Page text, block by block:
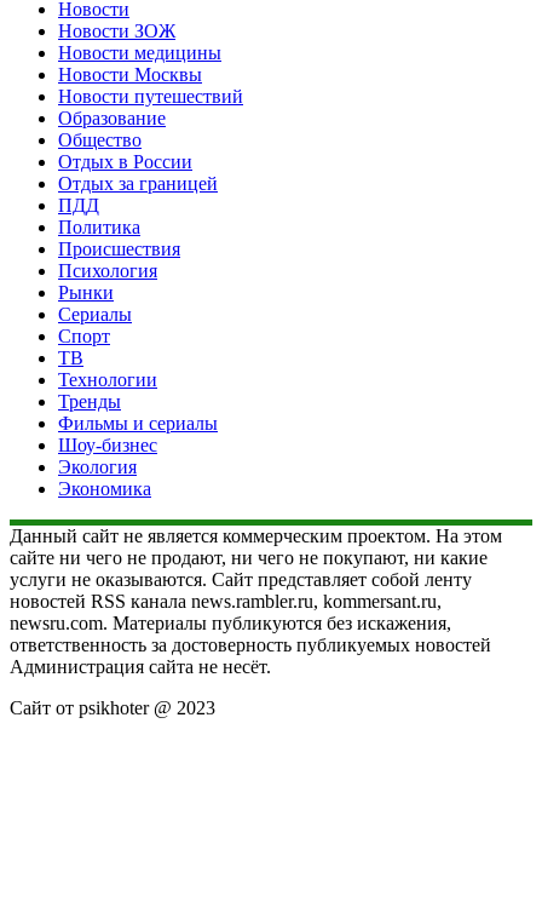
Новости
Новости ЗОЖ
Новости медицины
Новости Москвы
Новости путешествий
Образование
Общество
Отдых в России
Отдых за границей
ПДД
Политика
Происшествия
Психология
Рынки
Сериалы
Спорт
ТВ
Технологии
Тренды
Фильмы и сериалы
Шоу-бизнес
Экология
Экономика
Данный сайт не является коммерческим проектом. На этом
сайте ни чего не продают, ни чего не покупают, ни какие
услуги не оказываются. Сайт представляет собой ленту
новостей RSS канала news.rambler.ru, kommersant.ru,
newsru.com. Материалы публикуются без искажения,
ответственность за достоверность публикуемых новостей
Администрация сайта не несёт.
Сайт от psikhoter @ 2023